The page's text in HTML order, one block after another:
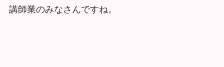
講師業のみなさんですね。